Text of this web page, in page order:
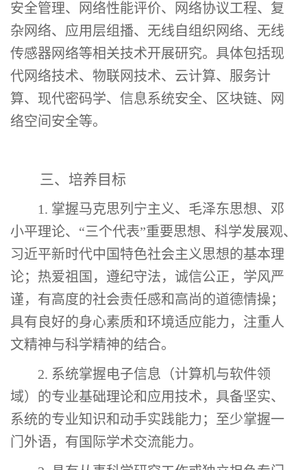
安全管理、网络性能评价、网络协议工程、复
杂网络、应用层组播、无线自组织网络、无线
传感器网络等相关技术开展研究。 具体包括现
代网络技术、物联网技术、云计算、服务计
算、现代密码学、信息系统安全、区块链、网
络空间安全等。
三、培养目标
1 . 掌握马克思列宁主义、毛泽东思想、邓
小平理论、 “三个代表”重要思想、科学发展观、
习近平新时代中国特色社会主义思想的基本理
论；热爱祖国，遵纪守法，诚信公正，学风严
谨，有高度的社会责任感和高尚的道德情操；
具有良好的身心素质和环境适应能力，注重人
文精神与科学精神的结合。
2. 系统掌握电子信息（计算机与软件领
域）的专业基础理论和应用技术，具备坚实、
系统的专业知识和动手实践能力；至少掌握一
门外语，有国际学术交流能力。